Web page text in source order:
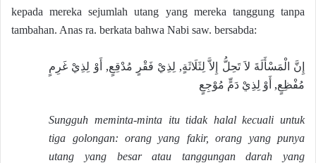
kepada mereka sejumlah utang yang mereka tanggung tanpa
tambahan. Anas ra. berkata bahwa Nabi saw. bersabda:
إِنَّ الْمَسْأَلَةَ لاَ تَحِلُّ إِلاَّ لِثَلَاثَةٍ, لِذِيْ فَقْرٍ مُدْقِعٍ, أَوْ لِذِيْ غَرِمٍ
مُفْظِعٍ, أَوْ لِذِيْ دَمٍّ مُوْجِعٍ
Sungguh meminta-minta itu tidak halal kecuali untuk
tiga golongan: orang yang fakir, orang yang punya
utang yang besar atau tanggungan darah yang